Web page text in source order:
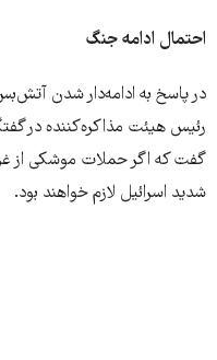
احتمال ادامه جنگ
در پاسخ به ادامه‌دار شدن
رئیس هیئت مذاکره‌کننده در
گفت که اگر حملات موشکی از
شدید اسرائیل لازم خواهند بود.